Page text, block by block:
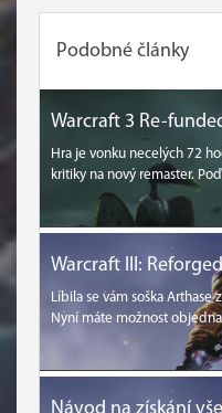
Podobné články
Warcraft 3 Re-
Hra je vonku necelých 72
kritiky na nový remaster.
Warcraft III:
Líbila se vám soška Arthase
Nyní máte možnost